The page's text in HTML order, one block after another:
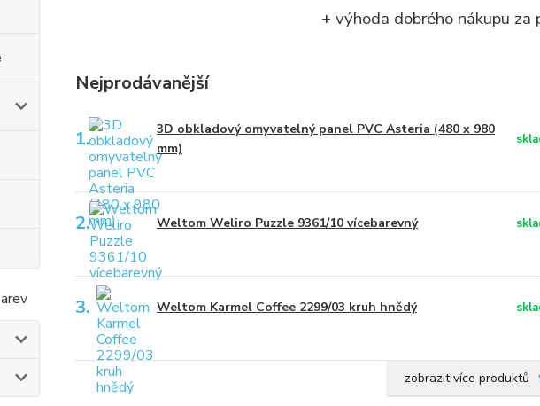
+ výhoda dobrého nákupu za
Nejprodávanější
1.
3D obkladový omyvatelný panel PVC Asteria (480 x 980
mm)
2. Weltom Weliro Puzzle 9361/10 vícebarevný
3. Weltom Karmel Coffee 2299/03 kruh hnědý
zobrazit více produktů